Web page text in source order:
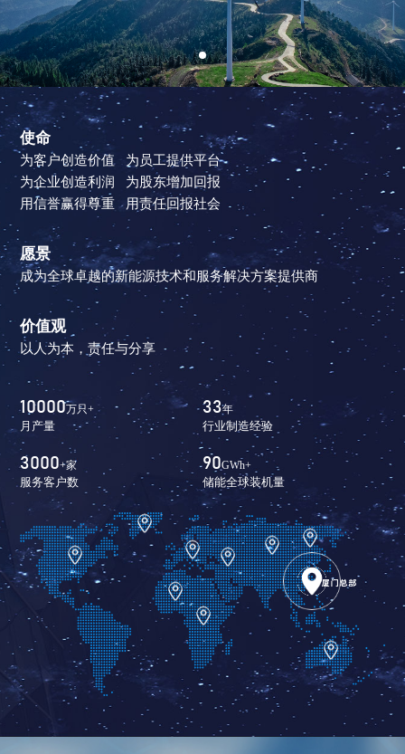
使命
为客户创造价值 为员工提供平台
为企业创造利润 为股东增加回报
用信誉赢得尊重 用责任回报社会
愿景
成为全球卓越的新能源技术和服务解决方案提供商
价值观
以人为本，责任与分享
10000万只+
月产量
33年
行业制造经验
3000+家
服务客户数
90GWh+
储能全球装机量